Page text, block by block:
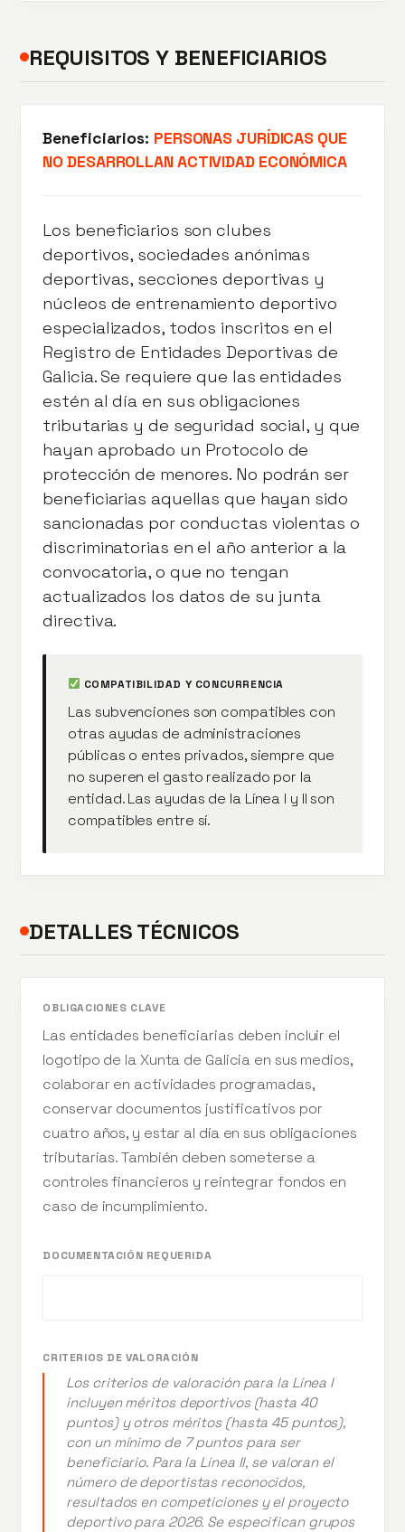
REQUISITOS Y BENEFICIARIOS
Beneficiarios: PERSONAS JURÍDICAS QUE
NO DESARROLLAN ACTIVIDAD ECONÓMICA
Los beneficiarios son clubes
deportivos, sociedades anónimas
deportivas, secciones deportivas y
núcleos de entrenamiento deportivo
especializados, todos inscritos en el
Registro de Entidades Deportivas de
Galicia. Se requiere que las entidades
estén al día en sus obligaciones
tributarias y de seguridad social, y que
hayan aprobado un Protocolo de
protección de menores. No podrán ser
beneficiarias aquellas que hayan sido
sancionadas por conductas violentas o
discriminatorias en el año anterior a la
convocatoria, o que no tengan
actualizados los datos de su junta
directiva.
COMPATIBILIDAD Y CONCURRENCIA
Las subvenciones son compatibles con
otras ayudas de administraciones
públicas o entes privados, siempre que
no superen el gasto realizado por la
entidad. Las ayudas de la Línea I y II son
compatibles entre sí.
DETALLES TÉCNICOS
OBLIGACIONES CLAVE
Las entidades beneficiarias deben incluir el
logotipo de la Xunta de Galicia en sus medios,
colaborar en actividades programadas,
conservar documentos justificativos por
cuatro años, y estar al día en sus obligaciones
tributarias. También deben someterse a
controles financieros y reintegrar fondos en
caso de incumplimiento.
DOCUMENTACIÓN REQUERIDA
CRITERIOS DE VALORACIÓN
Los criterios de valoración para la Línea I
incluyen méritos deportivos (hasta 40
puntos) y otros méritos (hasta 45 puntos),
con un mínimo de 7 puntos para ser
beneficiario. Para la Línea II, se valoran el
número de deportistas reconocidos,
resultados en competiciones y el proyecto
deportivo para 2026. Se especifican grupos